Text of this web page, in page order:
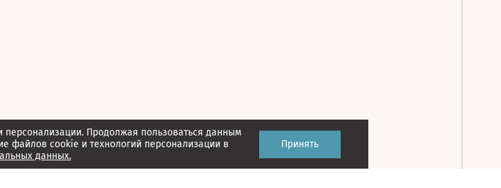
Продолжая пользоваться данным
файлов cookie и технологий персонализации в
данных.
Принять